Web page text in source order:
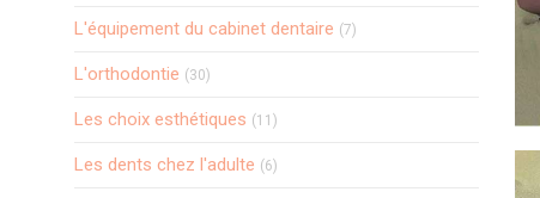
L'équipement du cabinet dentaire (7)
L'orthodontie (30)
Les choix esthétiques (11)
Les dents chez l'adulte (6)